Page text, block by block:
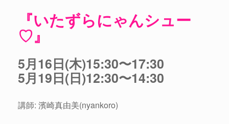
『いたずらにゃんシュー
♡』
5月16日(木)15:30〜17:30
5月19日(日)12:30〜14:30
講師: 濱崎真由美(nyankoro)